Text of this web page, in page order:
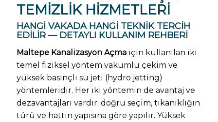
TEMIZLIK HIZMETLERI
HANGI VAKADA HANGI TEKNIK TERCIH
EDILIR — DETAYLI KULLANIM REHBERI
Maltepe Kanalizasyon Açmaiçin kullanılan iki
temel fiziksel yöntem vakumlu çekim ve
yüksek basınçlı su jeti (hydro jetting)
yöntemleridir. Her iki yöntemin de avantaj ve
dezavantajları vardır; doğru seçim, tıkanıklığın
türü ve hattın yapısına göre yapılır. Yüksek